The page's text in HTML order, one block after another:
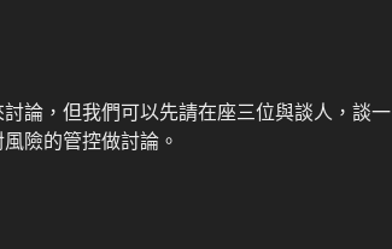
論，但我們可以先請在座三位與談人，談一
險的管控做討論。